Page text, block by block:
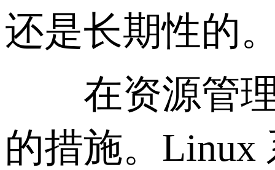
还是长期性的
在资源管理
的措施。Linux